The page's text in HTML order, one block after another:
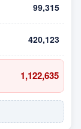
99,315
420,123
1,122,635